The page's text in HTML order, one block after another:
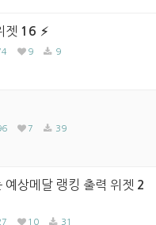
젯 16
9 9
7 39
예상메달 랭킹 출력 위젯 2
10 31